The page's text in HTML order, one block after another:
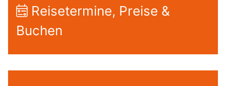
Reisetermine, Preise &
Buchen